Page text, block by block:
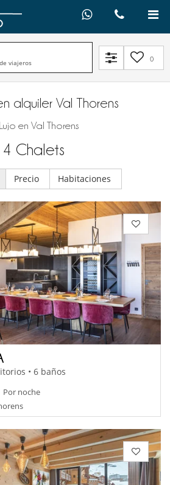
viajeros 0
alquiler​ Val Thorens
en Val Thorens
4 Chalets
Precio Habitaciones
• 6 baños
Por noche